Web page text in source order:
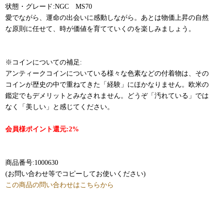
状態・グレード:NGC MS70
愛でながら、運命の出会いに感動しながら。あとは物価上昇の自然
な原則に任せて、時が価値を育てていくのを楽しみましょう。
※コインについての補足:
アンティークコインについている様々な色素などの付着物は、その
コインが歴史の中で重ねてきた「経験」にほかなりません。欧米の
鑑定でもデメリットとみなされません。どうぞ「汚れている」では
なく「美しい」と感じてください。
会員様ポイント還元:2%
商品番号:1000630
(お問い合わせ等でコピーしてお使いください)
この商品の問い合わせはこちらから